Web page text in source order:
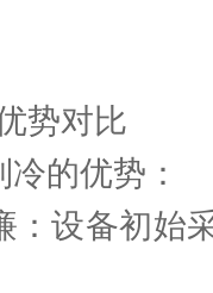
对比
的优势：
设备初始采